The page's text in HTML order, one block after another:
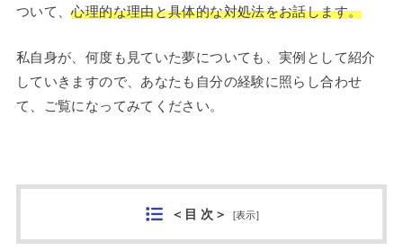
ついて、心理的な理由と具体的な対処法をお話します。
私自身が、何度も見ていた夢についても、実例として紹介
していきますので、あなたも自分の経験に照らし合わせ
て、ご覧になってみてください。
＜目 次＞ [表示]